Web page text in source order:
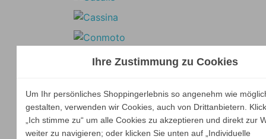
Ihre Zustimmung zu Cookies
Um Ihr persönliches Shoppingerlebnis so angenehm wie
gestalten, verwenden wir Cookies, auch von Drittanbietern.
„Ich stimme zu“ um alle Cookies zu akzeptieren und direkt zur
weiter zu navigieren; oder klicken Sie unten auf „Individuelle